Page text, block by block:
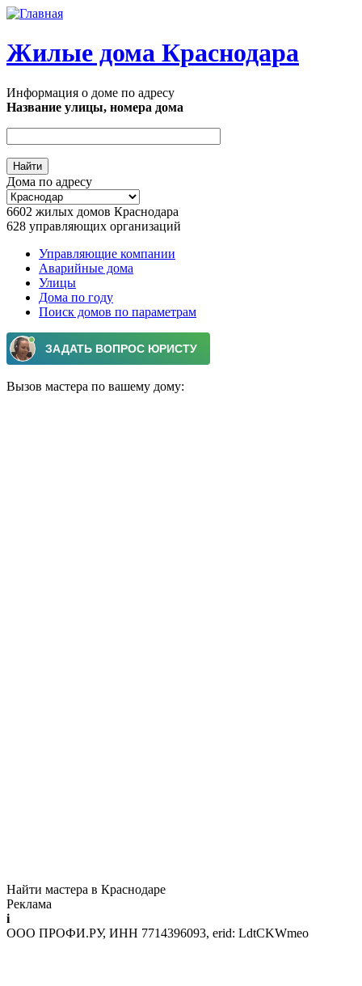
Перейти к основному содержанию
Жилые дома Краснодара
Информация о доме по адресу
Название улицы, номера дома
Дома по адресу
6602 жилых домов Краснодара
628 управляющих организаций
Главное меню
Управляющие компании
Аварийные дома
Улицы
Дома по году
Поиск домов по параметрам
Вызов мастера по вашему дому:
Найти мастера в Краснодаре
Реклама
i
ООО ПРОФИ.РУ, ИНН 7714396093, erid: LdtCKWmeo